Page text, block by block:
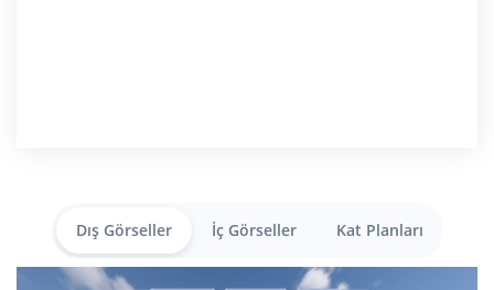
Dış Görseller İç Görseller Kat Planları